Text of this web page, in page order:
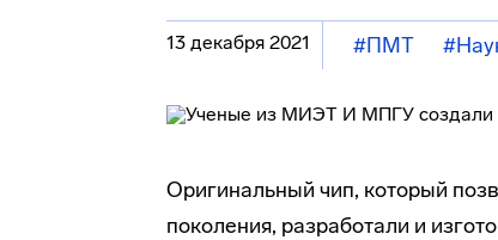
13 декабря 2021 #ПМТ
Оригинальный чип, который
поколения, разработали и